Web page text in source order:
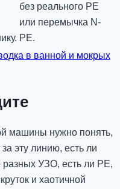
без реального PE
или перемычка N-
PE.
в ванной и мокрых
машины нужно понять,
эту линию, есть ли
УЗО, есть ли PE,
и хаотичной